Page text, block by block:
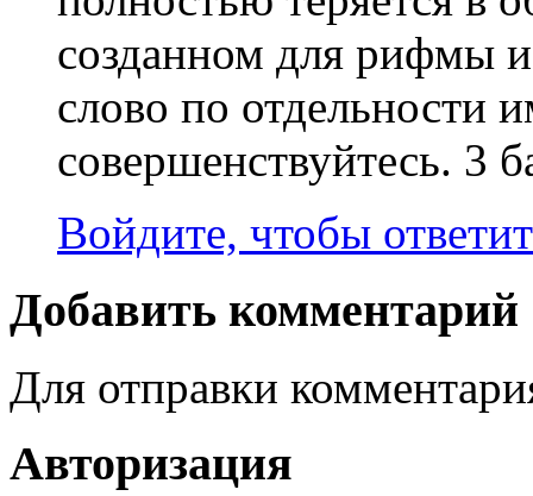
созданном для рифмы
слово по отдельности
совершенствуйтесь. 3
Войдите, чтобы
Добавить комментарий
Для отправки
Авторизация